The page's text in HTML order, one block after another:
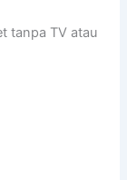
tanpa TV atau